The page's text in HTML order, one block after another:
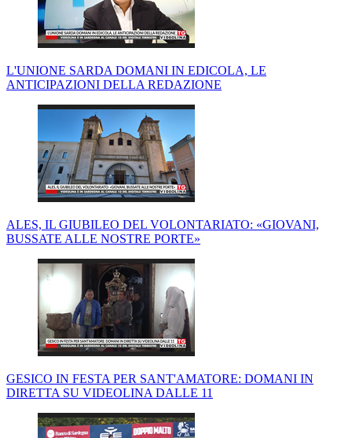
L'UNIONE SARDA DOMANI IN EDICOLA, LE
ANTICIPAZIONI DELLA REDAZIONE
ALES, IL GIUBILEO DEL VOLONTARIATO: «GIOVANI,
BUSSATE ALLE NOSTRE PORTE»
GESICO IN FESTA PER SANT'AMATORE: DOMANI IN
DIRETTA SU VIDEOLINA DALLE 11